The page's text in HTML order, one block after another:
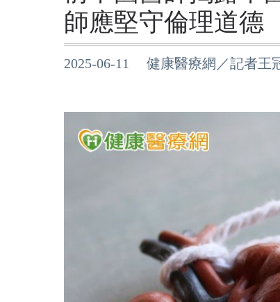
師應堅守倫理道德
2025-06-11 健康醫療網／記者王